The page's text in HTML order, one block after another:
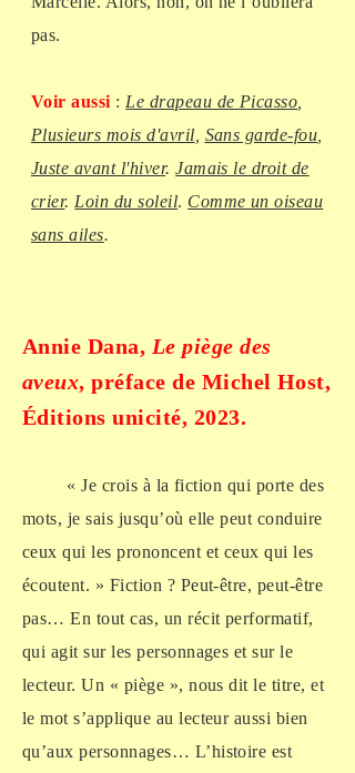
pas.
Voir aussi : Le drapeau de Picasso
Plusieurs mois d'avril Sans garde-fou
Juste avant l'hiver.Jamais le droit de
crier. Loin du soleil. Comme un oiseau
sans ailes.
Annie Dana, Le piège des
aveux, préface de Michel Host,
Éditions unicité, 2023.
« Je crois à la fiction qui porte des
mots, je sais jusqu’où elle peut conduire
ceux qui les prononcent et ceux qui les
écoutent. » Fiction ? Peut-être, peut-être
pas… En tout cas, un récit performatif,
qui agit sur les personnages et sur le
lecteur. Un « piège », nous dit le titre, et
le mot s’applique au lecteur aussi bien
qu’aux personnages… L’histoire est